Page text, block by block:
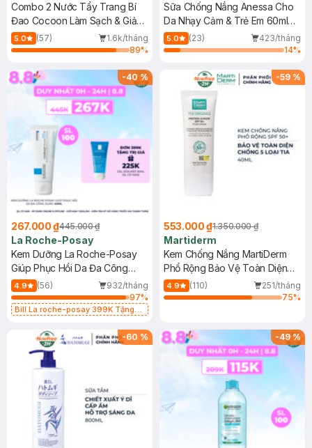
Combo 2 Nước Tẩy Trang Bí
Đao Cocoon Làm Sạch & Giảm
Dầu 500ml
5.0 (57)
1.6k/tháng
89%
Sữa Chống Nắng Anessa Cho
Da Nhạy Cảm & Trẻ Em 60ml
(Mới)
5.0 (23)
423/tháng
14%
-40%
267.000 ₫445.000 ₫
La Roche-Posay
Kem Dưỡng La Roche-Posay
Giúp Phục Hồi Da Đa Công
Dụng 40ml
4.9 (56)
932/tháng
97%
Bill La roche-posay 399K Tặng
(SL có hạn)
-59 %
553.000 ₫1.350.000 ₫
Martiderm
Kem Chống Nắng MartiDerm
Phổ Rộng Bảo Vệ Toàn Diện
40ml
4.9 (110)
251/tháng
75%
-60 % -49%